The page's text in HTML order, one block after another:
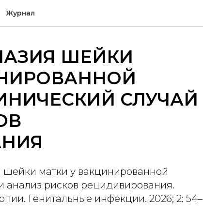
Журнал
ШЕЙКИ
СЛУЧАЙ
матки у вакцинированной
анализ рисков рецидивирования.
Генитальные инфекции. 2026; 2: 54–